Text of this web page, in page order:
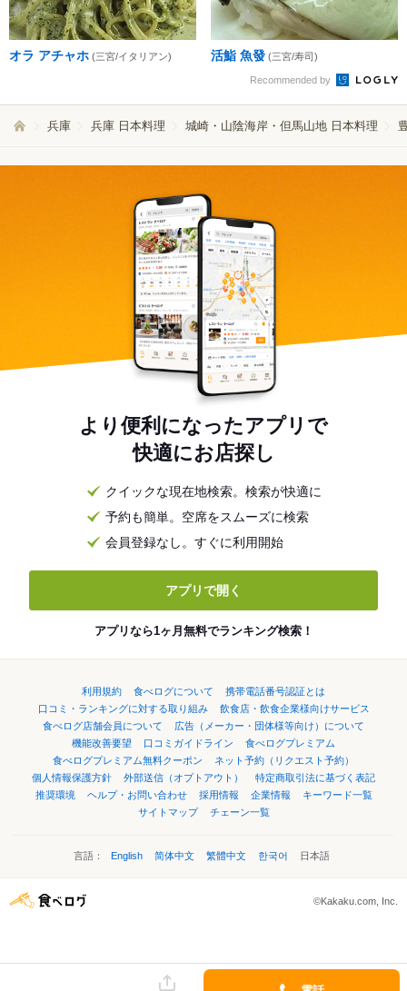
オラ アチャホ (三宮/イタリアン) 活鮨 魚發 (三宮/寿司)
Recommended by
兵庫 兵庫 日本料理 城崎・山陰海岸・但馬山地 日本料理
より便利になったアプリで
快適にお店探し
クイックな現在地検索。検索が快適に
予約も簡単。空席をスムーズに検索
会員登録なし。すぐに利用開始
アプリで開く
アプリなら1ヶ月無料でランキング検索！
利用規約 食べログについて
携帯電話番号認証とは
口コミ・ランキングに対する取り組み
飲食店・飲食企業様向けサービス
食べログ店舗会員について
広告（メーカー・団体様等向け）について
機能改善要望
口コミガイドライン
食べログプレミアム
食べログプレミアム無料クーポン
ネット予約（リクエスト予約）
個人情報保護方針
外部送信（オプトアウト）
特定商取引法に基づく表記
推奨環境
ヘルプ・お問い合わせ 採用情報 企業情報
キーワード一覧
サイトマップ
チェーン一覧
言語： English 简体中文 繁體中文 한국어 日本語
©Kakaku.com, Inc.